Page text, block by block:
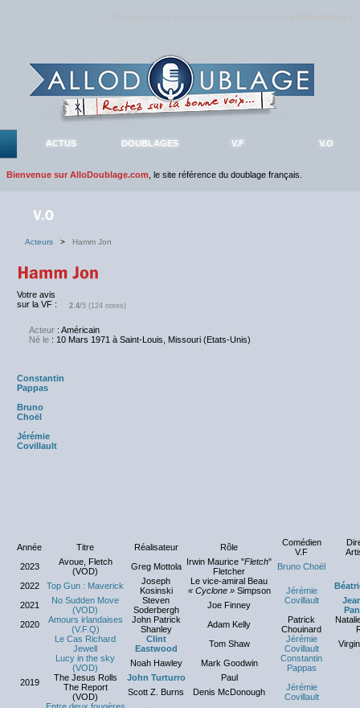
ACTUS DOUBLAGES V.F V.O
Bienvenue sur AlloDoublage.com , le site référence du doublage français.
Acteurs > Hamm Jon
Votre avis
sur la VF :
2.4/5 (124 notes)
Acteur : Américain
Né le : 10 Mars 1971 à Saint-Louis, Missouri (Etats-Unis)
Constantin
Pappas
Bruno
Choël
Jérémie
Covillault
Année Titre Réalisateur Rôle
Comédien
V.F
2023
Avoue, Fletch
(VOD)
Greg Mottola Irwin Maurice "Fletch"
Fletcher
Bruno Choël
2022
Top Gun : Maverick
Joseph
Kosinski
Le vice-amiral Beau
« Cyclone »Simpson
Jérémie
Covillault
2021
No Sudden Move
(VOD)
Steven
Soderbergh
Joe Finney
2020
Amours irlandaises
(V.F.Q)
John Patrick
Shanley
Adam Kelly
Patrick
Chouinard
2019
Le Cas Richard
Jewell
Clint
Eastwood
Tom Shaw
Jérémie
Covillault
Lucy in the sky
(VOD)
Noah Hawley Mark Goodwin
Constantin
Pappas
The Jesus Rolls
John Turturro Paul
The Report
(VOD)
Scott Z. Burns Denis McDonough
Jérémie
Covillault